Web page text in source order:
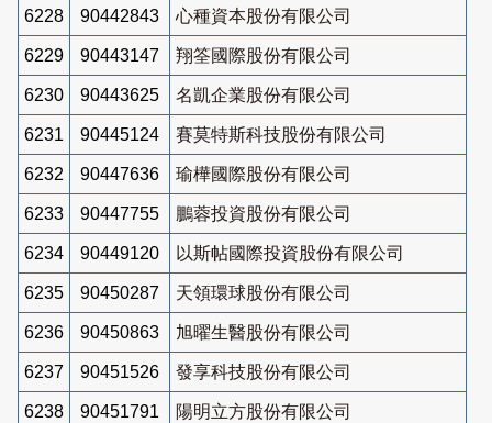
6228 90442843 心種資本股份有限公司
6229 90443147 翔筌國際股份有限公司
6230 90443625 名凱企業股份有限公司
6231 90445124 賽莫特斯科技股份有限公司
6232 90447636 瑜樺國際股份有限公司
6233 90447755 鵬蓉投資股份有限公司
6234 90449120 以斯帖國際投資股份有限公司
6235 90450287 天領環球股份有限公司
6236 90450863 旭曜生醫股份有限公司
6237 90451526 發享科技股份有限公司
6238 90451791 陽明立方股份有限公司